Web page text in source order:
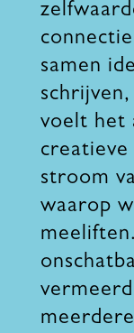
samen
voelt het
stroom
waarop